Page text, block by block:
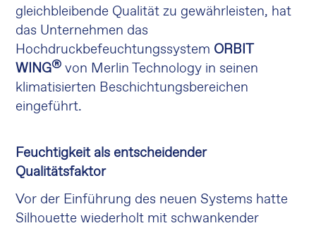
gleichbleibende Qualität zu gewährleisten, hat
das Unternehmen das
Hochdruckbefeuchtungssystem ORBIT
WING® von Merlin Technology in seinen
klimatisierten Beschichtungsbereichen
eingeführt.
Feuchtigkeit als entscheidender
Qualitätsfaktor
Vor der Einführung des neuen Systems hatte
Silhouette wiederholt mit schwankender